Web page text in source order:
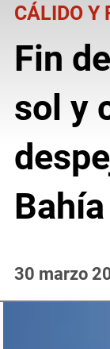
CÁLIDO Y
Fin
sol y
30 marzo